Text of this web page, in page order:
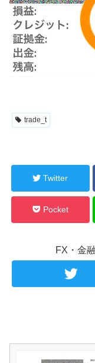
trade_t
Twitter
Pocket
FX・金